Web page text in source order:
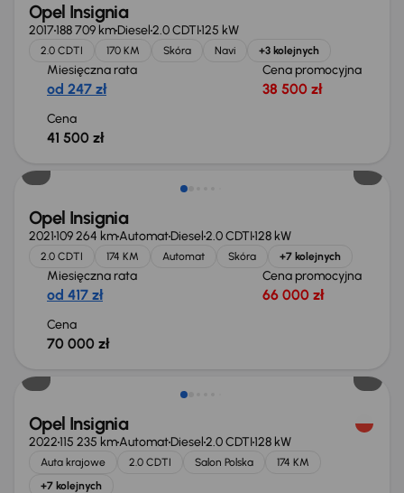
Opel Insignia
2017188 709 kmDiesel2.0 CDTI125 kW
2.0 CDTI 170 KM Skóra Navi +3 kolejnych
Miesięczna rata
od 247 zł
Cena promocyjna
38 500 zł
Cena
41 500 zł
Opel Insignia
2021109 264 kmAutomatDiesel2.0 CDTI128 kW
2.0 CDTI 174 KM Automat Skóra +7 kolejnych
Miesięczna rata
od 417 zł
Cena promocyjna
66 000 zł
Cena
70 000 zł
Opel Insignia
2022115 235 kmAutomatDiesel2.0 CDTI128 kW
Auta krajowe 2.0 CDTI Salon Polska
174 KM
+7 kolejnych